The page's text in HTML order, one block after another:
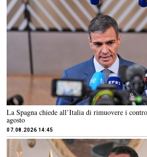
La Spagna chiede all’Italia di rimuovere i
agosto
07.08.2026 14:45